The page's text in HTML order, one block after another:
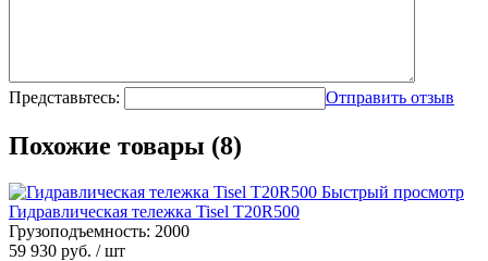
Представьтесь: Отправить отзыв
Похожие товары (8)
Быстрый просмотр
Гидравлическая тележка Tisel T20R500
Грузоподъемность: 2000
59 930 руб. / шт